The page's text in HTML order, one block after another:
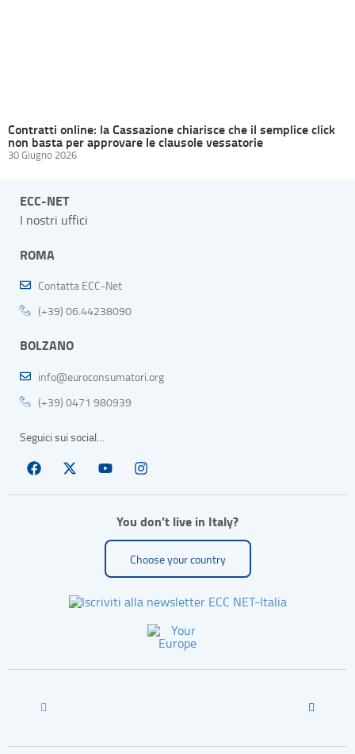
Contratti online: la Cassazione chiarisce che il semplice click
non basta per approvare le clausole vessatorie
30 Giugno 2026
ECC-NET
I nostri uffici
ROMA
Contatta ECC-Net
(+39) 06.44238090
BOLZANO
info@euroconsumatori.org
(+39) 0471 980939
Seguici sui social…
You don’t live in Italy?
Choose your country